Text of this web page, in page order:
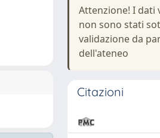
Attenzione! I dati
non sono stati
validazione da
dell'ateneo
Citazioni